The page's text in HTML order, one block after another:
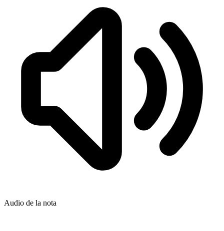
Audio de la nota